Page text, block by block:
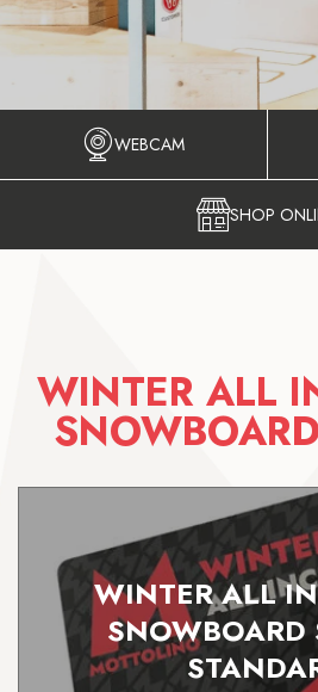
WEBCAM
SHOP
WINTER ALL
WINTER ALL
SNOWBOARD